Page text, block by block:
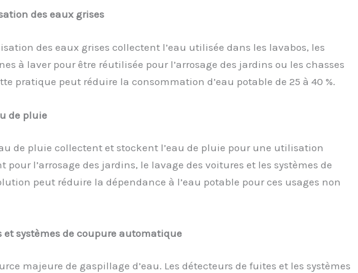
des eaux grises
des eaux grises collectent l’eau utilisée dans les lavabos, les
à laver pour être réutilisée pour l’arrosage des jardins ou les chasses
pratique peut réduire la consommation d’eau potable de 25 à 40 %.
de pluie
de pluie collectent et stockent l’eau de pluie pour une utilisation
l’arrosage des jardins, le lavage des voitures et les systèmes de
peut réduire la dépendance à l’eau potable pour ces usages non
etsystèmes de coupure automatique
majeure de gaspillage d’eau. Les détecteurs de fuites et les systèmes